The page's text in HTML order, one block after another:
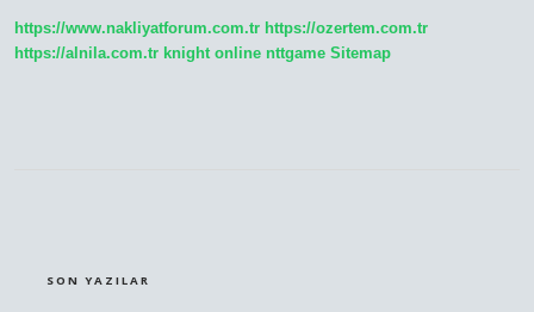
Sayar
https://www.nakliyatforum.com.tr https://ozertem.com.tr
https://alnila.com.tr knight online nttgame Sitemap
SON YAZILAR